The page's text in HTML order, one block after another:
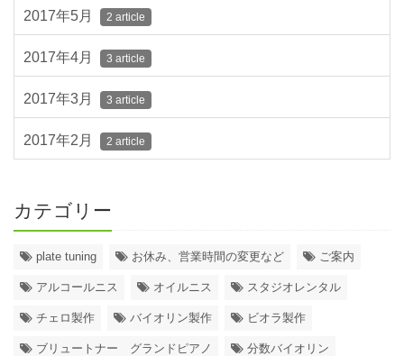
2017年5月 2 article
2017年4月 3 article
2017年3月 3 article
2017年2月 2 article
カテゴリー
plate tuning お休み、営業時間の変更など ご案内
アルコールニス オイルニス スタジオレンタル
チェロ製作 バイオリン製作 ビオラ製作
ブリュートナー グランドピアノ 分数バイオリン